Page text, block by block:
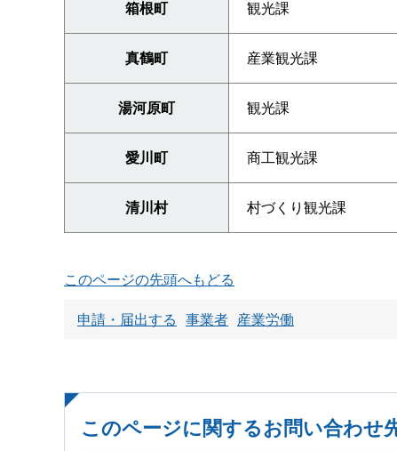
箱根町 観光課
真鶴町 産業観光課
湯河原町 観光課
愛川町 商工観光課
清川村 村づくり観光課
このページの先頭へもどる
申請・届出する 事業者 産業労働
このページに関するお問い合わせ